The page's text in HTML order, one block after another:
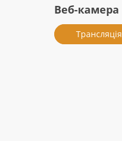
Веб-камера